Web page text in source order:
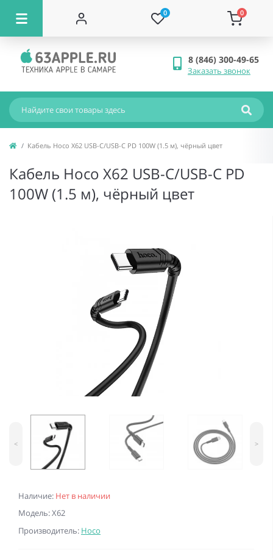
0 0
8 (846) 300-49-65
Заказать звонок
Кабель Hoco X62 USB-C/USB-C PD 100W (1.5 м), чёрный цвет
Кабель Hoco X62 USB-C/USB-C PD
100W (1.5 м), чёрный цвет
Наличие: Нет в наличии
Модель: X62
Производитель: Hoco
< >